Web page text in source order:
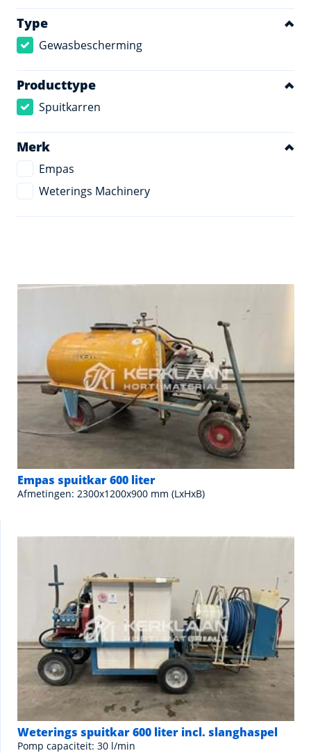
Type
Gewasbescherming
Producttype
Spuitkarren
Merk
Empas
Weterings Machinery
Empas spuitkar 600 liter
Afmetingen: 2300x1200x900 mm (LxHxB)
Weterings spuitkar 600 liter incl. slanghaspel
Pomp capaciteit: 30 l/min